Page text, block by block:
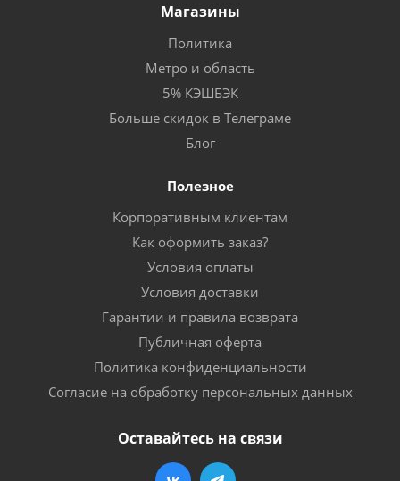
Магазины
Политика
Метро и область
5% КЭШБЭК
Больше скидок в Телеграме
Блог
Полезное
Корпоративным клиентам
Как оформить заказ?
Условия оплаты
Условия доставки
Гарантии и правила возврата
Публичная оферта
Политика конфиденциальности
Согласие на обработку персональных данных
Оставайтесь на связи